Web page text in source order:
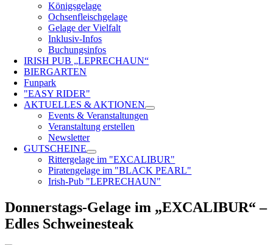
Königsgelage
Ochsenfleischgelage
Gelage der Vielfalt
Inklusiv-Infos
Buchungsinfos
IRISH PUB „LEPRECHAUN“
BIERGARTEN
Funpark
"EASY RIDER"
AKTUELLES & AKTIONEN
Events & Veranstaltungen
Veranstaltung erstellen
Newsletter
GUTSCHEINE
Rittergelage im "EXCALIBUR"
Piratengelage im "BLACK PEARL"
Irish-Pub "LEPRECHAUN"
Donnerstags-Gelage im „EXCALIBUR“ –
Edles Schweinesteak